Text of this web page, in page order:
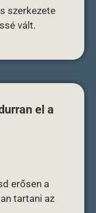
szerkezete
vált.
el a
erősen a
tartani az